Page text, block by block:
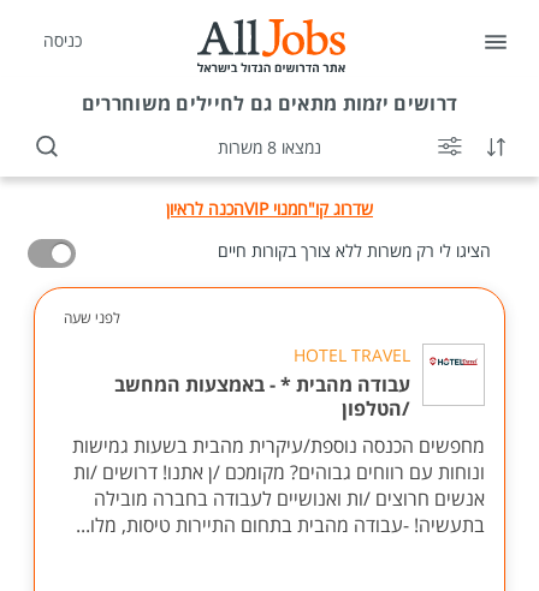
כניסה
דרושים יזמות מתאים גם לחיילים משוחררים
נמצאו 8 משרות
שדרוג קו"חמנוי VIP
הכנה לראיון
הציגו לי רק משרות ללא צורך בקורות חיים
לפני שעה
HOTEL TRAVEL
עבודה מהבית * - באמצעות המחשב
/הטלפון
מחפשים הכנסה נוספת/עיקרית מהבית בשעות גמישות
ונוחות עם רווחים גבוהים? מקומכם /ן אתנו! דרושים /ות
אנשים חרוצים /ות ואנושיים לעבודה בחברה מובילה
בתעשיה! -עבודה מהבית בתחום התיירות טיסות, מלו...